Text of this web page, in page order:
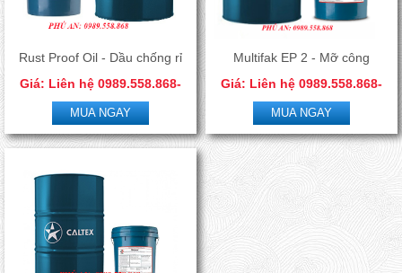
Rust Proof Oil - Dầu chống rỉ
sét
Giá: Liên hệ 0989.558.868-
0966.506.288
MUA NGAY
Multifak EP 2 - Mỡ công
nghiệp đa dụng
Giá: Liên hệ 0989.558.868-
0966.506.288
MUA NGAY